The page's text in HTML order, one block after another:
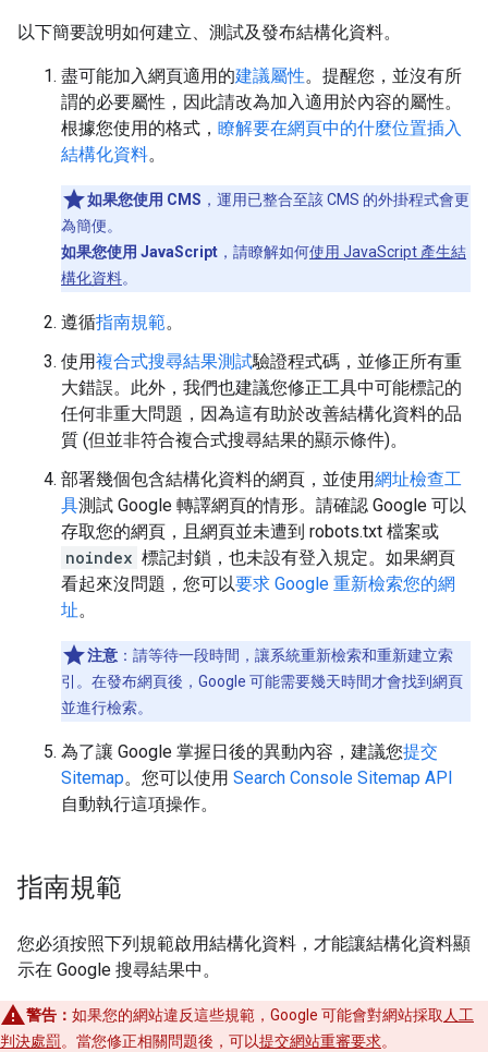
以下簡要說明如何建立、測試及發布結構化資料。
盡可能加入網頁適用的建議屬性。提醒您，並沒有所
謂的必要屬性，因此請改為加入適用於內容的屬性。
根據您使用的格式， 瞭解要在網頁中的什麼位置插入
結構化資料。
如果您使用 CMS ，運用已整合至該 CMS 的外掛程式會更
為簡便。
如果您使用 JavaScript ，請瞭解如何使用 JavaScript 產生結
構化資料。
遵循指南規範。
使用複合式搜尋結果測試驗證程式碼，並修正所有重
大錯誤。此外，我們也建議您修正工具中可能標記的
任何非重大問題，因為這有助於改善結構化資料的品
質 (但並非符合複合式搜尋結果的顯示條件)。
部署幾個包含結構化資料的網頁，並使用網址檢查工
具測試 Google 轉譯網頁的情形。請確認 Google 可以
存取您的網頁，且網頁並未遭到 robots.txt 檔案或
noindex 標記封鎖，也未設有登入規定。如果網頁
看起來沒問題，您可以要求 Google 重新檢索您的網
址。
注意 ：請等待一段時間，讓系統重新檢索和重新建立索
引。在發布網頁後，Google 可能需要幾天時間才會找到網頁
並進行檢索。
為了讓 Google 掌握日後的異動內容，建議您提交
Sitemap。您可以使用 Search Console Sitemap API
自動執行這項操作。
指南規範
您必須按照下列規範啟用結構化資料，才能讓結構化資料顯
示在 Google 搜尋結果中。
警告： 如果您的網站違反這些規範，Google 可能會對網站採取 人工
判決處罰。當您修正相關問題後，可以提交網站重審要求。